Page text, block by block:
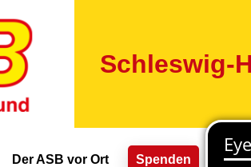
Schleswig-
Der ASB vor Ort Spenden